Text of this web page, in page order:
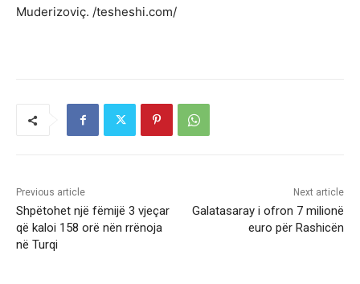
Muderizoviç. /tesheshi.com/
Previous article
Shpëtohet një fëmijë 3 vjeçar
që kaloi 158 orë nën rrënoja
në Turqi
Next article
Galatasaray i ofron 7 milionë
euro për Rashicën